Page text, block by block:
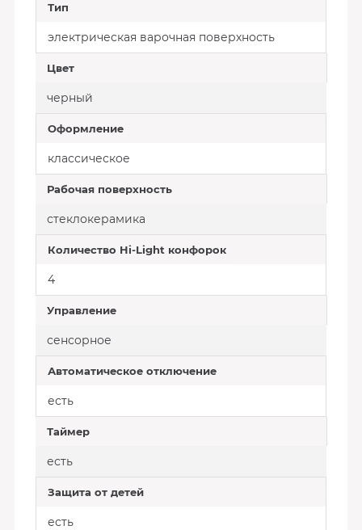
Тип
электрическая варочная поверхность
Цвет
черный
Оформление
классическое
Рабочая поверхность
стеклокерамика
Количество Hi-Light конфорок
4
Управление
сенсорное
Автоматическое отключение
есть
Таймер
есть
Защита от детей
есть